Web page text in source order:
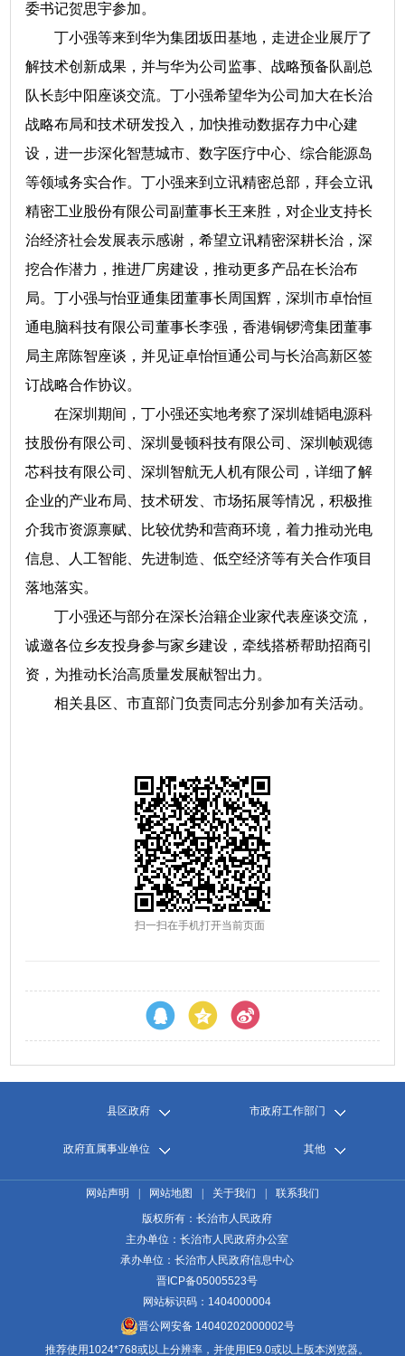
委书记贺思宇参加。
丁小强等来到华为集团坂田基地，走进企业展厅了
解技术创新成果，并与华为公司监事、战略预备队副总
队长彭中阳座谈交流。丁小强希望华为公司加大在长治
战略布局和技术研发投入，加快推动数据存力中心建
设，进一步深化智慧城市、数字医疗中心、综合能源岛
等领域务实合作。丁小强来到立讯精密总部，拜会立讯
精密工业股份有限公司副董事长王来胜，对企业支持长
治经济社会发展表示感谢，希望立讯精密深耕长治，深
挖合作潜力，推进厂房建设，推动更多产品在长治布
局。丁小强与怡亚通集团董事长周国辉，深圳市卓怡恒
通电脑科技有限公司董事长李强，香港铜锣湾集团董事
局主席陈智座谈，并见证卓怡恒通公司与长治高新区签
订战略合作协议。
在深圳期间，丁小强还实地考察了深圳雄韬电源科
技股份有限公司、深圳曼顿科技有限公司、深圳帧观德
芯科技有限公司、深圳智航无人机有限公司，详细了解
企业的产业布局、技术研发、市场拓展等情况，积极推
介我市资源禀赋、比较优势和营商环境，着力推动光电
信息、人工智能、先进制造、低空经济等有关合作项目
落地落实。
丁小强还与部分在深长治籍企业家代表座谈交流，
诚邀各位乡友投身参与家乡建设，牵线搭桥帮助招商引
资，为推动长治高质量发展献智出力。
相关县区、市直部门负责同志分别参加有关活动。
扫一扫在手机打开当前页面
县区政府 市政府工作部门
政府直属事业单位 其他
网站声明 网站地图 关于我们
联系我们
版权所有：长治市人民政府
主办单位：长治市人民政府办公室
承办单位：长治市人民政府信息中心
晋ICP备05005523号
网站标识码：1404000004
晋公网安备 14040202000002号
推荐使用1024*768或以上分辨率，并使用IE9.0或以上版本浏览器。